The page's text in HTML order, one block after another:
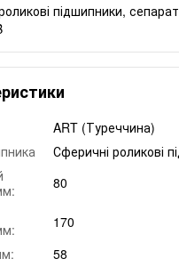
підшипники,
ART (Туреччина)
Сферичні роликові
80
170
58